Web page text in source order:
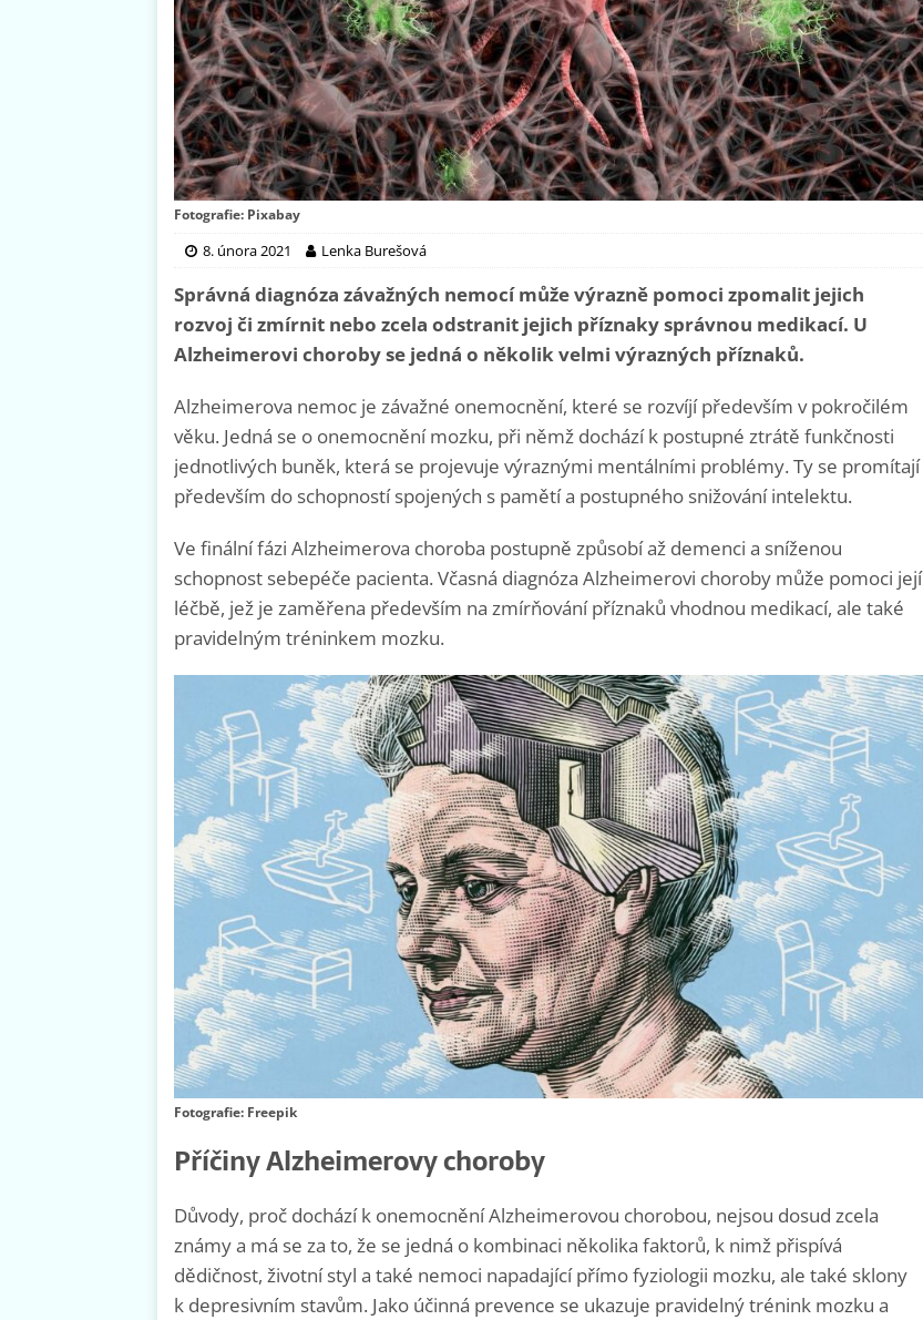
Fotografie: Pixabay
8. února 2021 Lenka Burešová
Správná diagnóza závažných nemocí může výrazně pomoci zpomalit jejich
rozvoj či zmírnit nebo zcela odstranit jejich příznaky správnou medikací. U
Alzheimerovi choroby se jedná o několik velmi výrazných příznaků.
Alzheimerova nemoc je závažné onemocnění, které se rozvíjí především v pokročilém
věku. Jedná se o onemocnění mozku, při němž dochází k postupné ztrátě funkčnosti
jednotlivých buněk, která se projevuje výraznými mentálními problémy. Ty se promítají
především do schopností spojených s pamětí a postupného snižování intelektu.
Ve finální fázi Alzheimerova choroba postupně způsobí až demenci a sníženou
schopnost sebepéče pacienta. Včasná diagnóza Alzheimerovi choroby může pomoci její
léčbě, jež je zaměřena především na zmírňování příznaků vhodnou medikací, ale také
pravidelným tréninkem mozku.
Fotografie: Freepik
Příčiny Alzheimerovy choroby
Důvody, proč dochází k onemocnění Alzheimerovou chorobou, nejsou dosud zcela
známy a má se za to, že se jedná o kombinaci několika faktorů, k nimž přispívá
dědičnost, životní styl a také nemoci napadající přímo fyziologii mozku, ale také sklony
k depresivním stavům. Jako účinná prevence se ukazuje pravidelný trénink mozku a